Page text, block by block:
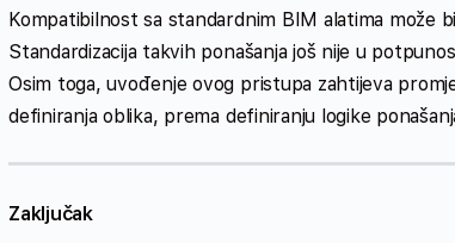
Kompatibilnost sa standardnim BIM alatima može
Standardizacija takvih ponašanja još nije u
Osim toga, uvođenje ovog pristupa zahtijeva
definiranja oblika, prema definiranju logike
Zaključak